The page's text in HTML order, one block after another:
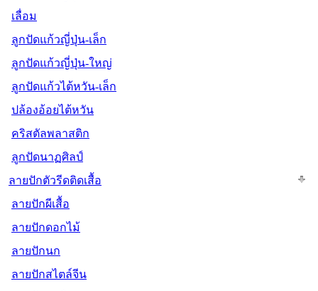
เลื่อม
ลูกปัดแก้วญี่ปุ่น-เล็ก
ลูกปัดแก้วญี่ปุ่น-ใหญ่
ลูกปัดแก้วไต้หวัน-เล็ก
ปล้องอ้อยไต้หวัน
คริสตัลพลาสติก
ลูกปัดนาฏศิลป์
ลายปักตัวรีดติดเสื้อ
ลายปักผีเสื้อ
ลายปักดอกไม้
ลายปักนก
ลายปักสไตล์จีน